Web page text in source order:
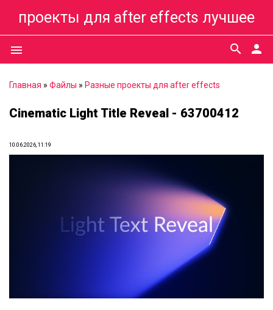
проекты для after effects лучшее
menu person
search
Главная » Файлы » Разные проекты для after effects
Cinematic Light Title Reveal - 63700412
10.06.2026, 11:19